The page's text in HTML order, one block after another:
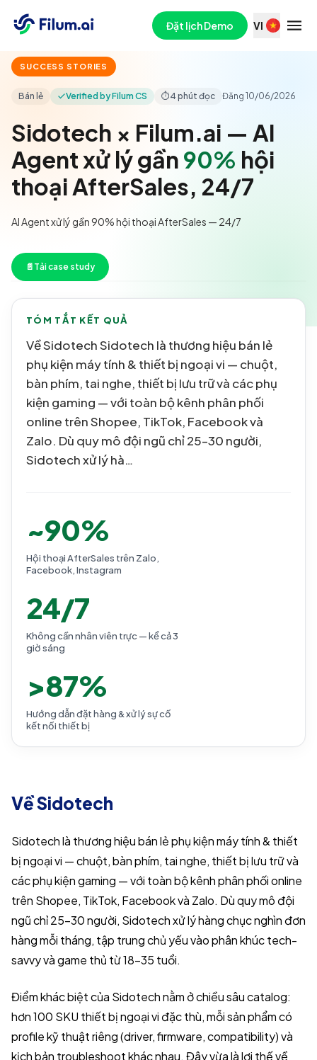
Đặt lịch Demo VI
SUCCESS STORIES
Bán lẻ Verified by Filum CS ⏱4 phút đọc Đăng 10/06/2026
Sidotech × Filum.ai — AI
Agent xử lý gần 90% hội
thoại AfterSales, 24/7
AI Agent xử lý gần 90% hội thoại AfterSales — 24/7
📄 Tải case study
TÓM TẮT KẾT QUẢ
Về Sidotech Sidotech là thương hiệu bán lẻ
phụ kiện máy tính & thiết bị ngoại vi — chuột,
bàn phím, tai nghe, thiết bị lưu trữ và các phụ
kiện gaming — với toàn bộ kênh phân phối
online trên Shopee, TikTok, Facebook và
Zalo. Dù quy mô đội ngũ chỉ 25–30 người,
Sidotech xử lý hà…
~90%
Hội thoại AfterSales trên Zalo,
Facebook, Instagram
24/7
Không cần nhân viên trực — kể cả 3
giờ sáng
>87%
Hướng dẫn đặt hàng & xử lý sự cố
kết nối thiết bị
Về Sidotech
Sidotech là thương hiệu bán lẻ phụ kiện máy tính & thiết
bị ngoại vi — chuột, bàn phím, tai nghe, thiết bị lưu trữ và
các phụ kiện gaming — với toàn bộ kênh phân phối online
trên Shopee, TikTok, Facebook và Zalo. Dù quy mô đội
ngũ chỉ 25–30 người, Sidotech xử lý hàng chục nghìn đơn
hàng mỗi tháng, tập trung chủ yếu vào phân khúc tech-
savvy và game thủ từ 18–35 tuổi.
Điểm khác biệt của Sidotech nằm ở chiều sâu catalog:
hơn 100 SKU thiết bị ngoại vi đặc thù, mỗi sản phẩm có
profile kỹ thuật riêng (driver, firmware, compatibility) và
kịch bản troubleshoot khác nhau. Đây vừa là lợi thế về